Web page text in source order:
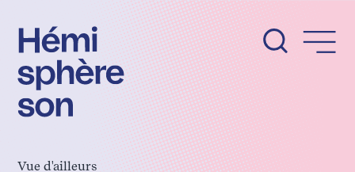
contenu
Vue d'ailleurs